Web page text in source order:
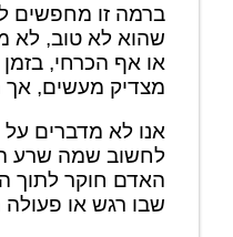
ברמה זו מחפשים
שהוא לא טוב, לא
או אף הכרחי,
מצדיק מעשים, אך
אנו לא מדברים
לחשוב שמה שרע
האדם חוקר לתוך
שבו רגש או פעולה